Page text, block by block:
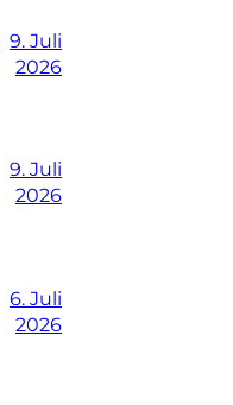
9. Juli
2026
9. Juli
2026
6. Juli
2026